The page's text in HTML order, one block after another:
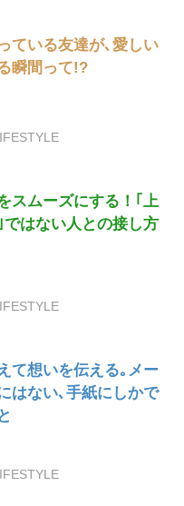
ている友達が､愛しい
瞬間って!?
スムーズにする！｢上
ではない人との接し方
て想いを伝える｡メー
はない､手紙にしかで